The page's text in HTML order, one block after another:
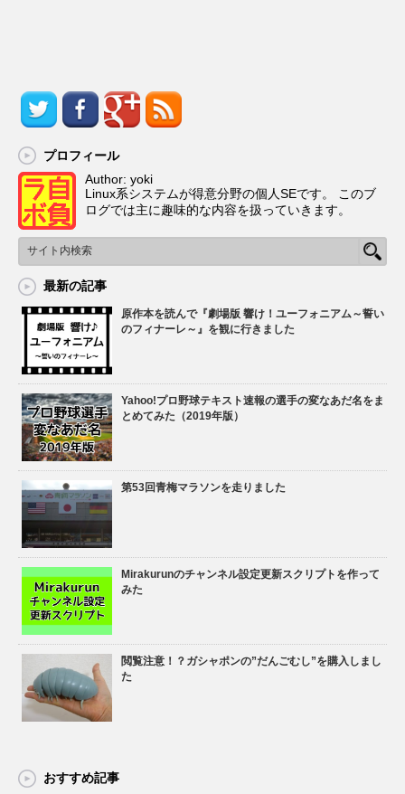
プロフィール
Author: yoki
Linux系システムが得意分野の個人SEです。 このブ
ログでは主に趣味的な内容を扱っていきます。
最新の記事
原作本を読んで『劇場版 響け！ユーフォニアム～誓い
のフィナーレ～』を観に行きました
Yahoo!プロ野球テキスト速報の選手の変なあだ名をま
とめてみた（2019年版）
第53回青梅マラソンを走りました
Mirakurunのチャンネル設定更新スクリプトを作って
みた
閲覧注意！？ガシャポンの”だんごむし”を購入しまし
た
おすすめ記事